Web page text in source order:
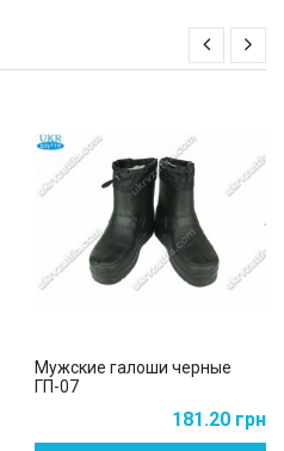
Мужские галоши черные
ГП-07
181.20 грн